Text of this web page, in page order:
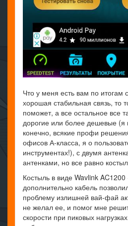
Что у меня есть вам по итогам
хорошая стабильная связь, то
поможет, а все остальное все
дорогие или более дешевые (я
конечно, всякие профи
офисов А-класса, я о
инструментах!), с двумя
антенками, но все равно
Костыль в виде Wavlink AC1200
дополнительно кабель
проблему излишней вай-фай
не желал ее, и помог мне
скорости при пиковых